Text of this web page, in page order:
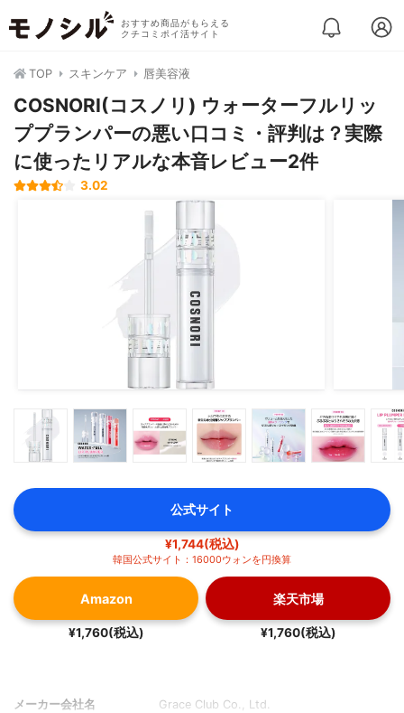
おすすめ商品がもらえる
クチコミポイ活サイト
TOP スキンケア 唇美容液
COSNORI(コスノリ) ウォーターフルリッ
ププランパーの悪い口コミ・評判は？実際
に使ったリアルな本音レビュー2件
3.02
公式サイト
¥1,744(税込)
韓国公式サイト：16000ウォンを円換算
Amazon
¥1,760(税込)
楽天市場
¥1,760(税込)
メーカー会社名 Grace Club Co., Ltd.